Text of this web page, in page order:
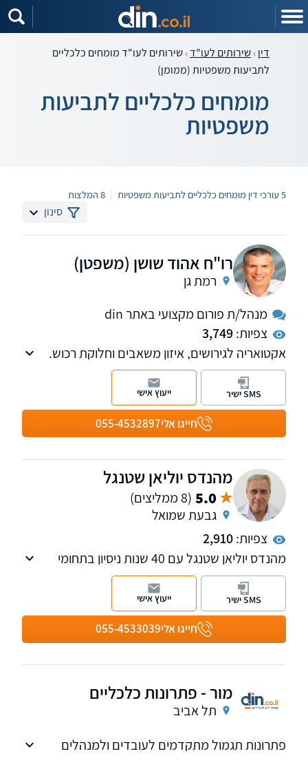
דין שירותים לעו"ד שירותים לעו"ד מומחים כלכליים
לתביעות משפטיות (ממומן)
מומחים כלכליים לתביעות
משפטיות
5 עורכי דין מומחים כלכליים לתביעות משפטיות 8 המלצות
סינון
רו"ח אהוד שושן (משפטן)
רמת גן
מנהל/ת פורום מקצועי באתר din
צפיות:3,749
אקטואריה לגירושים, איזון משאבים וחלוקת רכוש.
חייגו אלי055-4532897
SMS ישיר ייעוץ אישי
מהנדס יוליאן שטנגל
5.0 (8 ממליצים)
גבעת שמואל
צפיות:2,910
מהנדס יוליאן שטנגל עם 40 שנות ניסיון בתחומי
תכנון, ניהול , פיקוח ובקרה. כמו כן נותן חוות דעת
לבתי משפט או מטעם בתי המשפט.
חייגו אלי055-4533039
SMS ישיר ייעוץ אישי
מור - פתרונות כלכליים
תל אביב
פתרונות תגמול מתקדמים לעובדים ולמנהלים